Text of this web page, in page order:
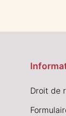
Droit de